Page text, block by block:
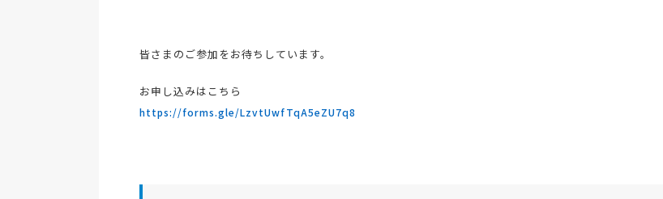
皆さまのご参加をお待ちしています。
お申し込みはこちら
https://forms.gle/LzvtUwfTqA5eZU7q8